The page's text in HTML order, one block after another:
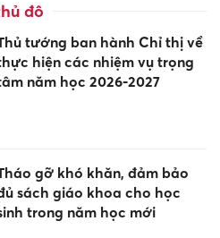
đô
tướng ban hành Chỉ thị về
hiện các nhiệm vụ trọng
năm học 2026-2027
gỡ khó khăn, đảm bảo
sách giáo khoa cho học
trong năm học mới